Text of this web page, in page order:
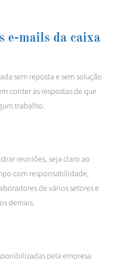
e-mails da caixa
sem reposta e sem solução
conter as respostas de que
trabalho.
reuniões, seja claro ao
com responsabilidade,
de vários setores e
demais.
pela empresa